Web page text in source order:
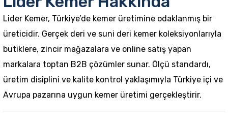
Lider Kemer, Türkiye’de kemer üretimine odaklanmış bir
üreticidir. Gerçek deri ve suni deri kemer koleksiyonlarıyla
butiklere, zincir mağazalara ve online satış yapan
markalara toptan B2B çözümler sunar. Ölçü standardı,
üretim disiplini ve kalite kontrol yaklaşımıyla Türkiye içi ve
Avrupa pazarına uygun kemer üretimi gerçekleştirir.